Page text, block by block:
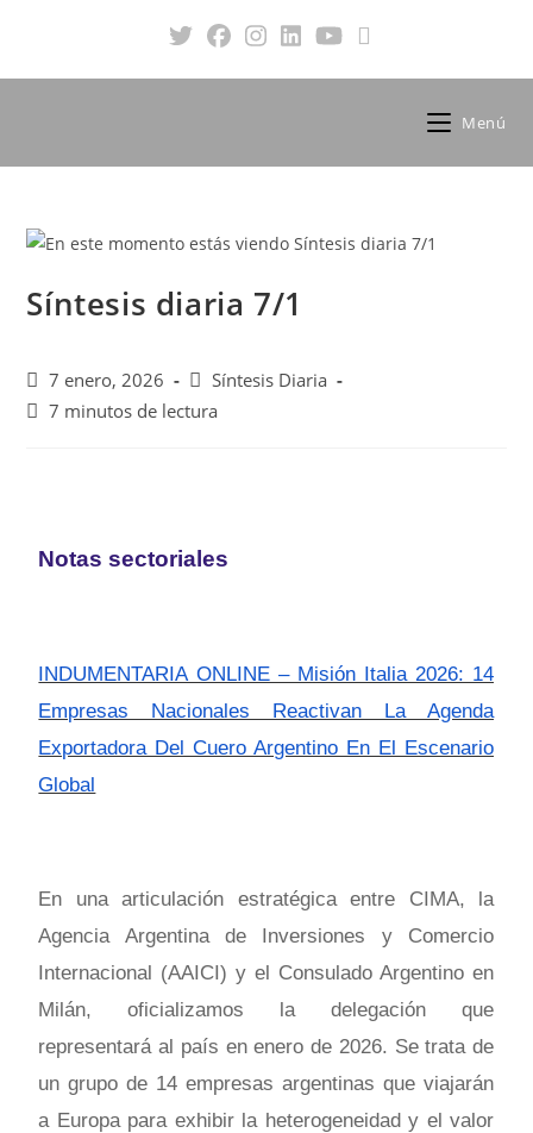
Menú
Síntesis diaria 7/1
7 enero, 2026
Síntesis Diaria
7 minutos de lectura
Notas sectoriales
INDUMENTARIA ONLINE – Misión Italia 2026: 14
Empresas Nacionales Reactivan La Agenda
Exportadora Del Cuero Argentino En El Escenario
Global
En una articulación estratégica entre CIMA, la
Agencia Argentina de Inversiones y Comercio
Internacional (AAICI) y el Consulado Argentino en
Milán, oficializamos la delegación que
representará al país en enero de 2026. Se trata de
un grupo de 14 empresas argentinas que viajarán
a Europa para exhibir la heterogeneidad y el valor